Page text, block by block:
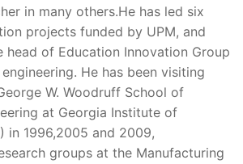
in many others.He has led six
projects funded by UPM, and
head of Education Innovation Group
He has been visiting
W. Woodruff School of
at Georgia Institute of
in 1996,2005 and 2009,
groups at the Manufacturing